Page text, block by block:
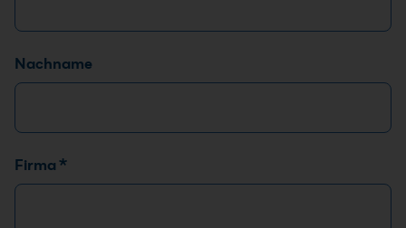
Nachname
Firma *